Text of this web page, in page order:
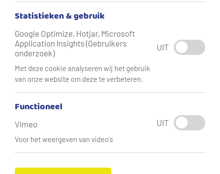
Robert Mosterman en Ids Dijkstra bij vakantiepark Klein
Vaarwater.
De verschillende besparingsmaatregelen vloeiden voort
uit de waterscan die Klein Vaarwater enkele jaren geleden
– op advies van Vitens - liet uitvoeren. ‘Deze screening gaf
ons volledig inzicht in ons waterverbruik per
Statistieken & gebruik
Google Optimize, Hotjar, Microsoft
Application Insights (Gebruikers
onderzoek)
Met deze cookie analyseren wij het gebruik
van onze website om deze te verbeteren.
UIT
Functioneel
Vimeo
Voor het weergeven van video's
UIT